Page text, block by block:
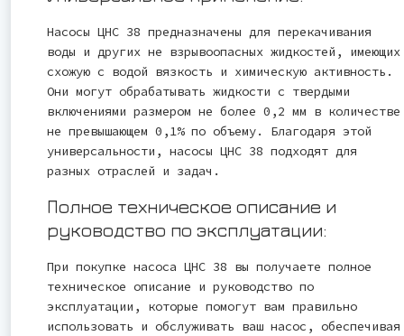
Насосы ЦНС 38 предназначены для перекачивания
воды и других не взрывоопасных жидкостей, имеющих
схожую с водой вязкость и химическую активность.
Они могут обрабатывать жидкости с твердыми
включениями размером не более 0,2 мм в количестве
не превышающем 0,1% по объему. Благодаря этой
универсальности, насосы ЦНС 38 подходят для
разных отраслей и задач.
Полное техническое описание и
руководство по эксплуатации:
При покупке насоса ЦНС 38 вы получаете полное
техническое описание и руководство по
эксплуатации, которые помогут вам правильно
использовать и обслуживать ваш насос, обеспечивая